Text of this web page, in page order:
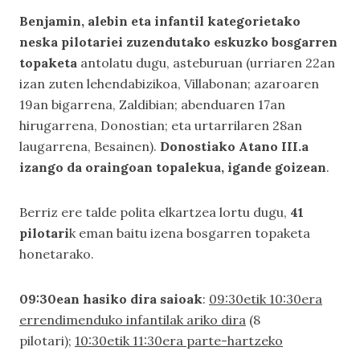
Benjamin, alebin eta infantil kategorietako
neska pilotariei zuzendutako eskuzko bosgarren
topaketa antolatu dugu, asteburuan (urriaren 22an
izan zuten lehendabizikoa, Villabonan; azaroaren
19an bigarrena, Zaldibian; abenduaren 17an
hirugarrena, Donostian; eta urtarrilaren 28an
laugarrena, Besainen). Donostiako Atano III.a
izango da oraingoan topalekua, igande goizean.
Berriz ere talde polita elkartzea lortu dugu, 41
pilotarik eman baitu izena bosgarren topaketa
honetarako.
09:30ean hasiko dira saioak: 09:30etik 10:30era
errendimenduko infantilak ariko dira (8
pilotari); 10:30etik 11:30era parte-hartzeko